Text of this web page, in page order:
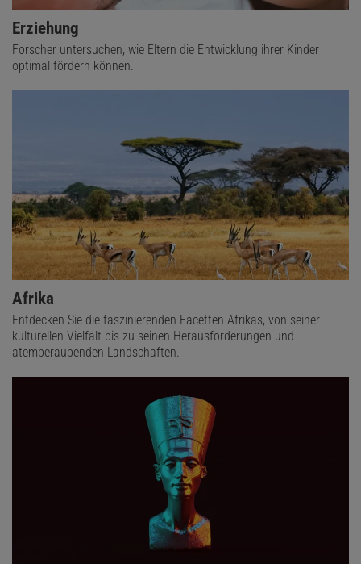
Erziehung
Forscher untersuchen, wie Eltern die Entwicklung ihrer Kinder
optimal fördern können.
Afrika
Entdecken Sie die faszinierenden Facetten Afrikas, von seiner
kulturellen Vielfalt bis zu seinen Herausforderungen und
atemberaubenden Landschaften.